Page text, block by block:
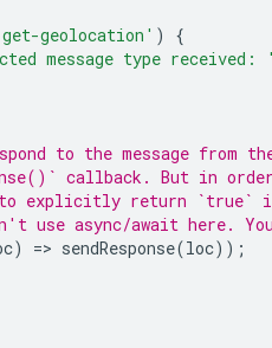
geolocation' )
{
message type received:
to the message from
callback. But in
explicitly return `true` in
use async/await here.
) => sendResponse(loc));